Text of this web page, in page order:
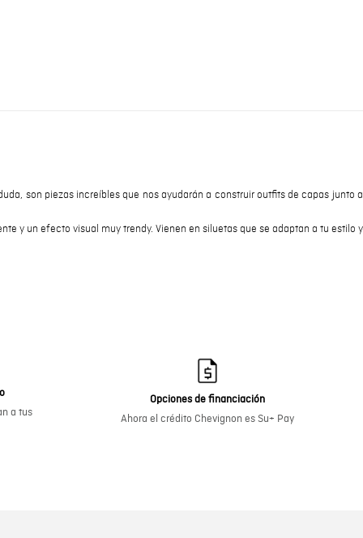
son piezas increíbles que nos ayudarán a construir outfits de capas junto a
y un efecto visual muy trendy. Vienen en siluetas que se adaptan a tu estilo y
a tus
Opciones de financiación
Ahora el crédito Chevignon es Su+ Pay